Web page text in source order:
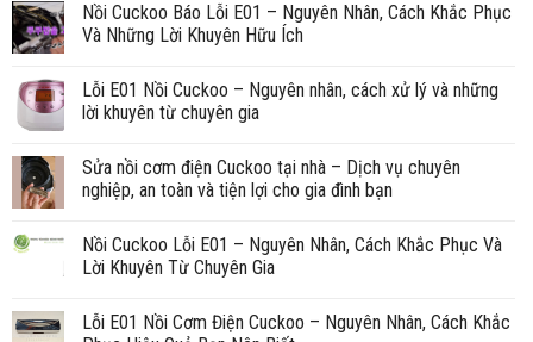
Nồi Cuckoo Báo Lỗi E01 – Nguyên Nhân, Cách Khắc Phục
Và Những Lời Khuyên Hữu Ích
Lỗi E01 Nồi Cuckoo – Nguyên nhân, cách xử lý và những
lời khuyên từ chuyên gia
Sửa nồi cơm điện Cuckoo tại nhà – Dịch vụ chuyên
nghiệp, an toàn và tiện lợi cho gia đình bạn
Nồi Cuckoo Lỗi E01 – Nguyên Nhân, Cách Khắc Phục Và
Lời Khuyên Từ Chuyên Gia
Lỗi E01 Nồi Cơm Điện Cuckoo – Nguyên Nhân, Cách Khắc